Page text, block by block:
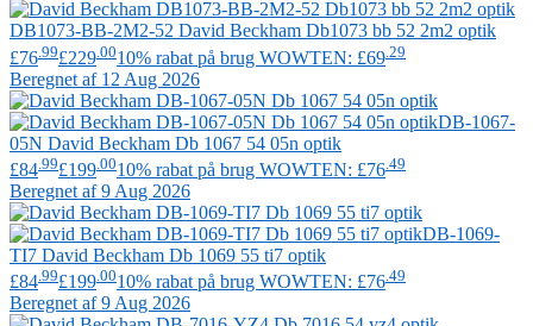
DB1073-BB-2M2-52 David Beckham Db1073 bb 52 2m2 optik
£76 .99£229 .0010% rabat på brug WOWTEN: £69 .29
Beregnet af 12 Aug 2026
DB-1067-
05N David Beckham Db 1067 54 05n optik
£84 .99£199 .0010% rabat på brug WOWTEN: £76 .49
Beregnet af 9 Aug 2026
DB-1069-
TI7 David Beckham Db 1069 55 ti7 optik
£84.99£199.0010% rabat på brug WOWTEN: £76.49
Beregnet af 9 Aug 2026